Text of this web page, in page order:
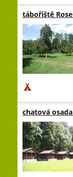
tábořiště
chatová